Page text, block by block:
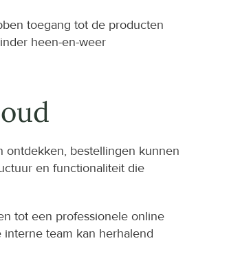
toegang tot de producten
heen-en-weer
ontdekken, bestellingen kunnen
en functionaliteit die
tot een professionele online
team kan herhalend